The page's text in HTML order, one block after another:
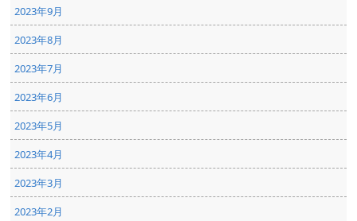
2023年9月
2023年8月
2023年7月
2023年6月
2023年5月
2023年4月
2023年3月
2023年2月